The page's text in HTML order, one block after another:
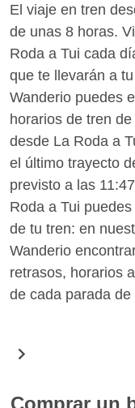
El viaje en tren
de unas 8 horas.
Roda a Tui cada
que te llevarán a
Wanderio puedes
horarios de tren
desde La Roda a
el último trayecto
previsto a las
Roda a Tui
de tu tren: en
Wanderio
retrasos, horarios
de cada parada de
Comprar un